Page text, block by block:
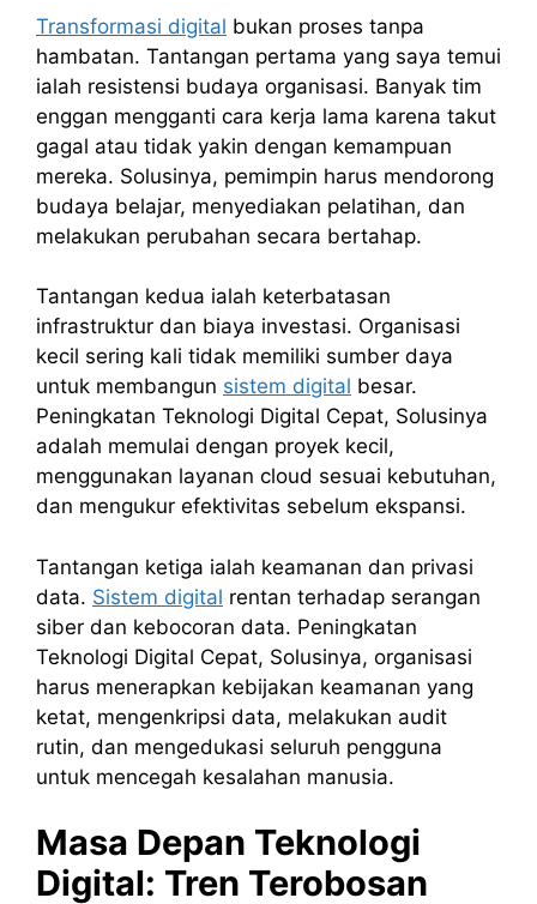
Transformasi digital bukan proses tanpa
hambatan. Tantangan pertama yang saya temui
ialah resistensi budaya organisasi. Banyak tim
enggan mengganti cara kerja lama karena takut
gagal atau tidak yakin dengan kemampuan
mereka. Solusinya, pemimpin harus mendorong
budaya belajar, menyediakan pelatihan, dan
melakukan perubahan secara bertahap.
Tantangan kedua ialah keterbatasan
infrastruktur dan biaya investasi. Organisasi
kecil sering kali tidak memiliki sumber daya
untuk membangun sistem digital besar.
Peningkatan Teknologi Digital Cepat, Solusinya
adalah memulai dengan proyek kecil,
menggunakan layanan cloud sesuai kebutuhan,
dan mengukur efektivitas sebelum ekspansi.
Tantangan ketiga ialah keamanan dan privasi
data. Sistem digital rentan terhadap serangan
siber dan kebocoran data. Peningkatan
Teknologi Digital Cepat, Solusinya, organisasi
harus menerapkan kebijakan keamanan yang
ketat, mengenkripsi data, melakukan audit
rutin, dan mengedukasi seluruh pengguna
untuk mencegah kesalahan manusia.
Masa Depan Teknologi
Digital: Tren Terobosan